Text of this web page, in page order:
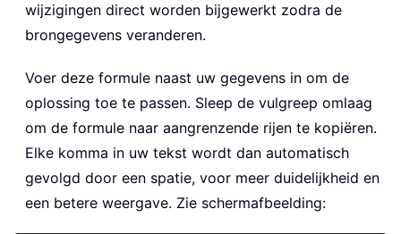
wijzigingen direct worden bijgewerkt zodra de
brongegevens veranderen.
Voer deze formule naast uw gegevens in om de
oplossing toe te passen. Sleep de vulgreep omlaag
om de formule naar aangrenzende rijen te kopiëren.
Elke komma in uw tekst wordt dan automatisch
gevolgd door een spatie, voor meer duidelijkheid en
een betere weergave. Zie schermafbeelding: